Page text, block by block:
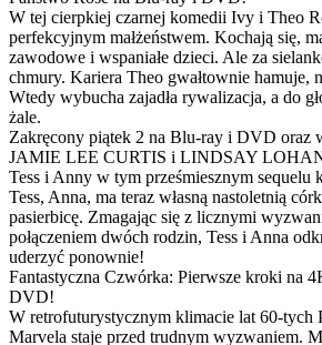
W tej cierpkiej czarnej komedii Ivy i Theo
perfekcyjnym małżeństwem. Kochają się,
zawodowe i wspaniałe dzieci. Ale za
chmury. Kariera Theo gwałtownie hamuje,
Wtedy wybucha zajadła rywalizacja, a do
żale.
Zakręcony piątek 2 na Blu-ray i DVD oraz
JAMIE LEE CURTIS i LINDSAY
Tess i Anny w tym prześmiesznym
Tess, Anna, ma teraz własną nastoletnią
pasierbicę. Zmagając się z licznymi
połączeniem dwóch rodzin, Tess i Anna
uderzyć ponownie!
Fantastyczna Czwórka: Pierwsze kroki na
DVD!
W retrofuturystycznym klimacie lat 60-tych
Marvela staje przed trudnym wyzwaniem.